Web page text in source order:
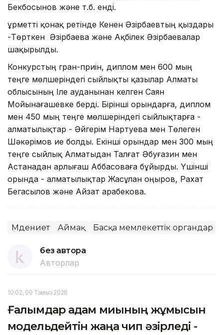
Бекбосынов және т.б. енді.
Құрметті қонақ ретінде Кенен Әзірбаевтың қыздары
-Төрткен Әзірбаева және Ақбілек Әзірбаевалар
шақырылды.
Конкурстың гран-приін, диплом мен 600 мың
теңге мөлшеріндегі сыйлықты қазылар Алматы
облысының Іле ауданынан келген Саян
Мойынағашевке берді. Бірінші орындарға, диплом
мен 450 мың теңге мөлшеріндегі сыйлықтарға -
алматылықтар - Әйгерім Нартуева мен Төлеген
Шәкәрімов ие болды. Екінші орындар мен 300 мың
теңге сыйлық Алматыдан Талғат Әбуғазин мен
Астанадан Қарлығаш Аббасоваға бұйырды. Үшінші
орында - алматылықтар Жасұлан Қоңыров, Рахат
Бегасылов және Айзат Қарабекова.
Мәдениет Аймақ Басқа мемлекеттік органдар
без автора
Авторлар
10:02, 09 Тамыз 2026
Ғалымдар адам миының жұмысын
модельдейтін жаңа чип әзірледі -